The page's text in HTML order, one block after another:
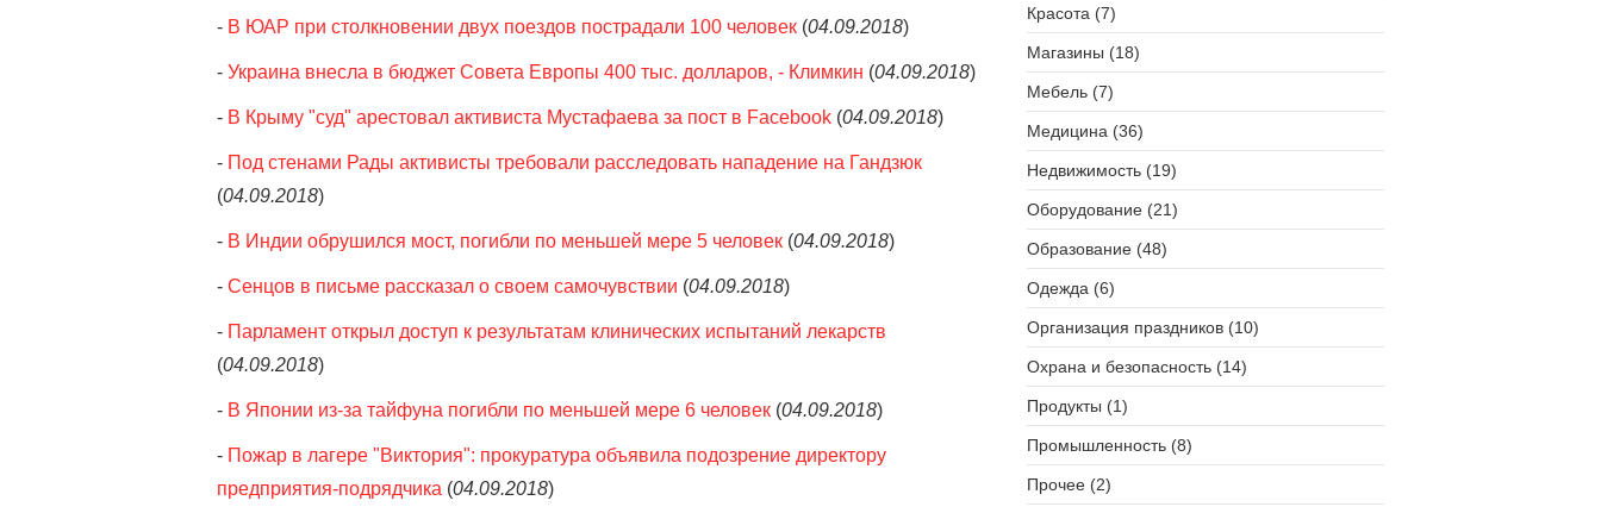
- В ЮАР при столкновении двух поездов пострадали 100 человек (04.09.2018)
- Украина внесла в бюджет Совета Европы 400 тыс. долларов, - Климкин (04.09.2018)
- В Крыму "суд" арестовал активиста Мустафаева за пост в Facebook (04.09.2018)
- Под стенами Рады активисты требовали расследовать нападение на Гандзюк
(04.09.2018)
- В Индии обрушился мост, погибли по меньшей мере 5 человек (04.09.2018)
- Сенцов в письме рассказал о своем самочувствии (04.09.2018)
- Парламент открыл доступ к результатам клинических испытаний лекарств
(04.09.2018)
- В Японии из-за тайфуна погибли по меньшей мере 6 человек (04.09.2018)
- Пожар в лагере "Виктория": прокуратура объявила подозрение директору
предприятия-подрядчика (04.09.2018)
Красота (7)
Магазины (18)
Мебель (7)
Медицина (36)
Недвижимость (19)
Оборудование (21)
Образование (48)
Одежда (6)
Организация праздников (10)
Охрана и безопасность (14)
Продукты (1)
Промышленность (8)
Прочее (2)